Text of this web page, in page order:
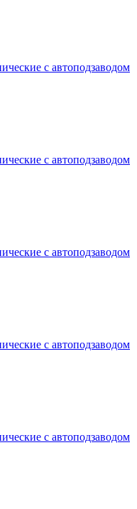
с автоподзаводом
с автоподзаводом
с автоподзаводом
с автоподзаводом
с автоподзаводом